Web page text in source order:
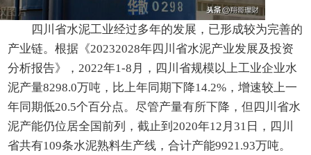
四川省水泥工业经过多年的发展，已形成较为完善的
产业链。根据《20232028年四川省水泥产业发展及投资
分析报告》，2022年1-8月，四川省规模以上工业企业水
泥产量8298.0万吨，比上年同期下降14.2%，增速较上一
年同期低20.5个百分点。尽管产量有所下降，但四川省水
泥产能仍位居全国前列，截止到2020年12月31日，四川
省共有109条水泥熟料生产线，合计产能9921.93万吨。